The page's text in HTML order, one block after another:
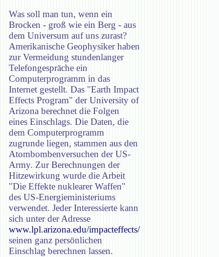
Was soll man tun, wenn ein
Brocken - groß wie ein Berg - aus
dem Universum auf uns zurast?
Amerikanische Geophysiker haben
zur Vermeidung stundenlanger
Telefongespräche ein
Computerprogramm in das
Internet gestellt. Das "Earth Impact
Effects Program" der University of
Arizona berechnet die Folgen
eines Einschlags. Die Daten, die
dem Computerprogramm
zugrunde liegen, stammen aus den
Atombombenversuchen der US-
Army. Zur Berechnungen der
Hitzewirkung wurde die Arbeit
"Die Effekte nuklearer Waffen"
des US-Energieministeriums
verwendet. Jeder Interessierte kann
sich unter der Adresse
www.lpl.arizona.edu/impacteffects/
seinen ganz persönlichen
Einschlag berechnen lassen.